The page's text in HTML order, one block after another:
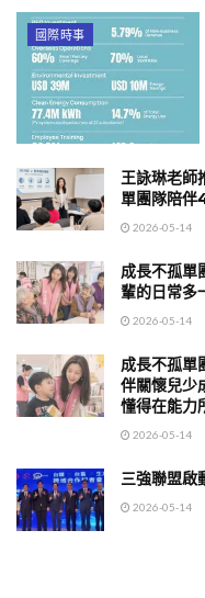
國際時事
王詠琳老師
單團隊陪伴
2026-05-14
成長不孤單
輩的日常多
2026-05-14
成長不孤單
伴關懷兒少
懂得在能力
2026-05-14
三強聯盟
2026-05-14